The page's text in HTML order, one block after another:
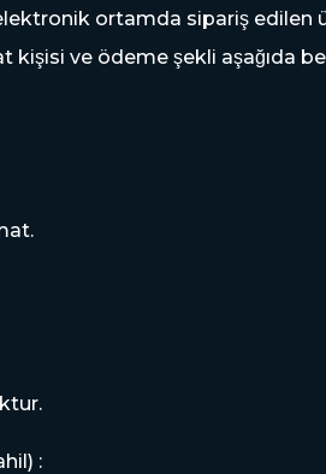
elektronik ortamda sipariş
ve ödeme şekli aşağıda
: